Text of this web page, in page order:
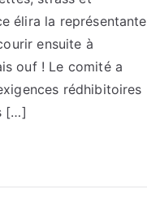
élira la représentante
ensuite à
ouf ! Le comité a
rédhibitoires
[…]